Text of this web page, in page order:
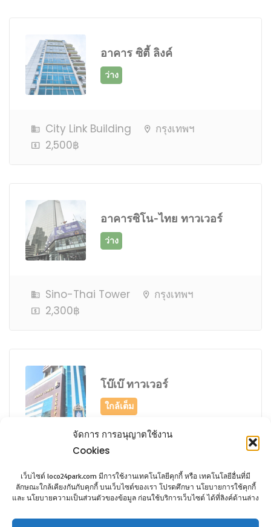
จัดการ การอนุญาตใช้งาน
Cookies
เว็บไซต์ loco24park.com มีการใช้งานเทคโนโลยีคุกกี้ หรือ เทคโนโลยีอื่นที่มี
ลักษณะใกล้เคียงกันกับคุกกี้ บนเว็บไซต์ของเรา โปรดศึกษา นโยบายการใช้คุกกี้
และ นโยบายความเป็นส่วนตัวของข้อมูล ก่อนใช้บริการเว็บไซต์ ได้ที่ลิงค์ด้านล่าง
อาคาร ซิตี้ ลิงค์
City Link Building
กรุงเทพฯ
2,500฿
อาคารซิโน-ไทย ทาวเวอร์
Sino-Thai Tower
กรุงเทพฯ
2,300฿
โบ๊เบ๊ ทาวเวอร์
1 2 3 Next